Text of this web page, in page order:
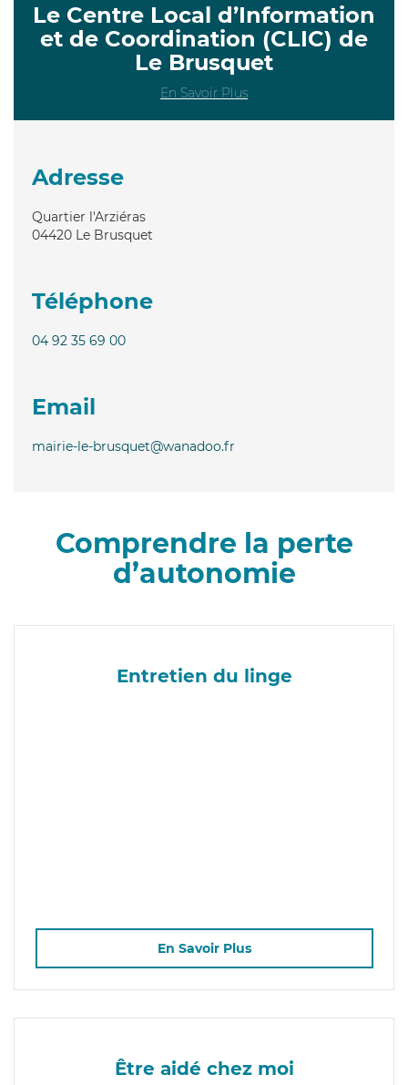
Le Centre Local d’Information
et de Coordination (CLIC) de
Le Brusquet
En Savoir Plus
Adresse
Quartier l'Arziéras
04420 Le Brusquet
Téléphone
04 92 35 69 00
Email
mairie-le-brusquet@wanadoo.fr
Comprendre la perte
d’autonomie
Entretien du linge
En Savoir Plus
Être aidé chez moi